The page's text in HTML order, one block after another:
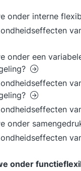
onder interne
onder een
onder
onder